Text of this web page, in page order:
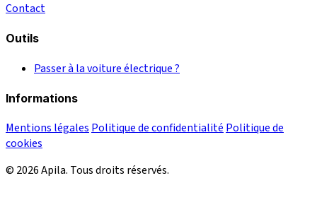
Contact
Outils
Passer à la voiture électrique ?
Informations
Mentions légales Politique de confidentialité Politique de
cookies
© 2026 Apila. Tous droits réservés.